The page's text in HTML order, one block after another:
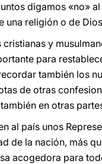
digamos «no»
una religión o de
y
para
también los
de otras
en otras
al país unos
de la nación, más
acogedora para